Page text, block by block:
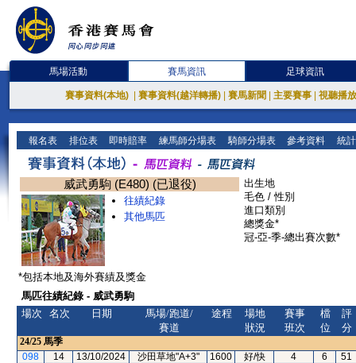
馬場活動 賽馬資訊 足球資訊
賽事資料(本地) 賽事資料(越洋轉播) 賽馬新聞 主要賽事 視聽播
報名表 排位表 即時賠率 練馬師分場表 騎師分場表 參考資料 統
威武勇駒 (E480) (已退役)
往績紀錄
其他馬匹
出生地
毛色 / 性別
進口類別
總獎金*
冠-亞-季-總出賽次數*
*包括本地及海外賽績及獎金
馬匹往績紀錄 - 威武勇駒
場次
名次 日期
馬場/跑道/
賽道
途程
場地
狀況
賽事
班次
檔
位
評
分
24/25 馬季
098
14 13/10/2024 沙田草地"A+3" 1600 好/快 4 6
51